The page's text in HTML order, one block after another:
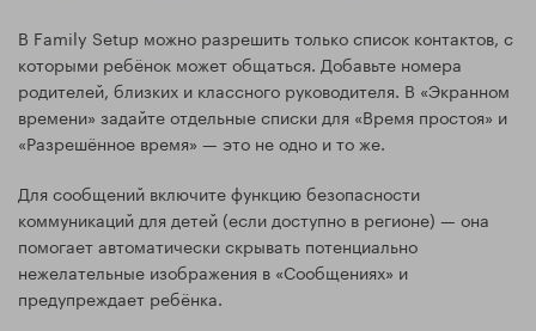
В Family Setup можно разрешить только список контактов, с
которыми ребёнок может общаться. Добавьте номера
родителей, близких и классного руководителя. В «Экранном
времени» задайте отдельные списки для «Время простоя» и
«Разрешённое время» — это не одно и то же.
Для сообщений включите функцию безопасности
коммуникаций для детей (если доступно в регионе) — она
помогает автоматически скрывать потенциально
нежелательные изображения в «Сообщениях» и
предупреждает ребёнка.